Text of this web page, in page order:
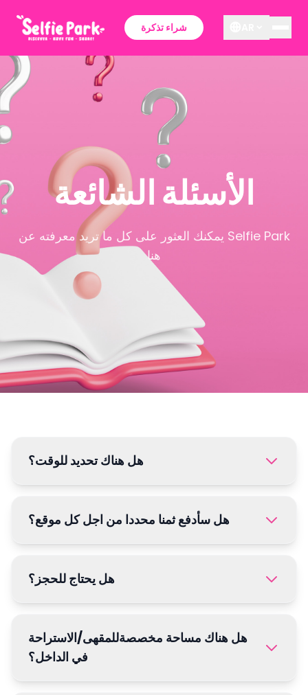
شراء تذكرة
الأسئلة الشائعة
يمكنك العثور على كل ما تريد معرفته عن Selfie Park
هنا
هل هناك تحديد للوقت؟
هل سأدفع ثمنا محددا من اجل كل موقع؟
هل يحتاج للحجز؟
هل هناك مساحة مخصصةللمقهى/الاستراحة
في الداخل؟